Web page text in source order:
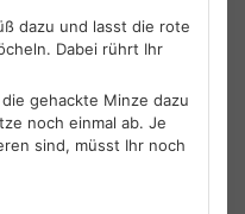
dazu und lasst die rote
Dabei rührt Ihr
gehackte Minze dazu
noch einmal ab. Je
sind, müsst Ihr noch